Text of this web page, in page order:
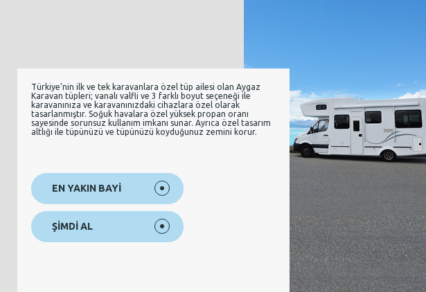
Türkiye’nin ilk ve tek karavanlara özel tüp ailesi olan Aygaz
Karavan tüpleri; vanalı valfli ve 3 farklı boyut seçeneği ile
karavanınıza ve karavanınızdaki cihazlara özel olarak
tasarlanmıştır. Soğuk havalara özel yüksek propan oranı
sayesinde sorunsuz kullanım imkanı sunar. Ayrıca özel tasarım
altlığı ile tüpünüzü ve tüpünüzü koyduğunuz zemini korur.
EN YAKIN BAYİ
ŞİMDİ AL